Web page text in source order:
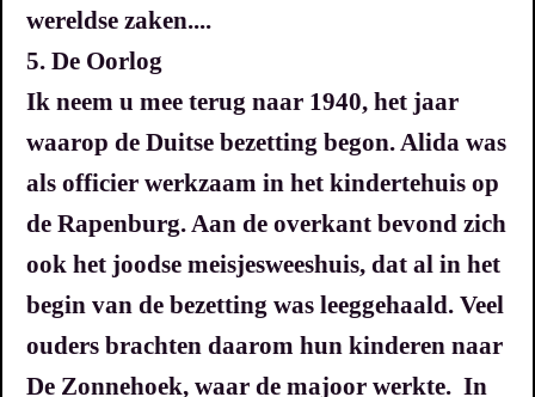
wereldse zaken....
5. De Oorlog
Ik neem u mee terug naar 1940, het jaar
waarop de Duitse bezetting begon. Alida was
als officier werkzaam in het kindertehuis op
de Rapenburg. Aan de overkant bevond zich
ook het joodse meisjesweeshuis, dat al in het
begin van de bezetting was leeggehaald. Veel
ouders brachten daarom hun kinderen naar
De Zonnehoek, waar de majoor werkte. In